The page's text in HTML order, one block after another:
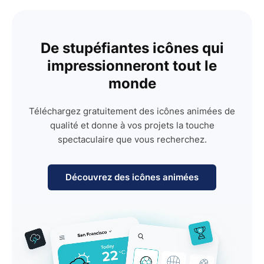
De stupéfiantes icônes qui
impressionneront tout le
monde
Téléchargez gratuitement des icônes animées de
qualité et donne à vos projets la touche
spectaculaire que vous recherchez.
Découvrez des icônes animées